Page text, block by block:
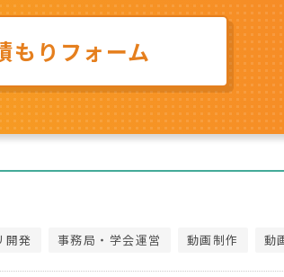
もりフォーム
開発 事務局・学会運営 動画制作 動